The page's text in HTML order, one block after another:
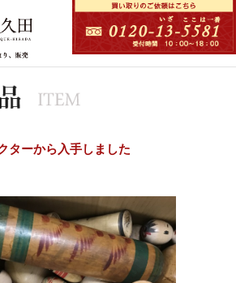
ターから入手しました